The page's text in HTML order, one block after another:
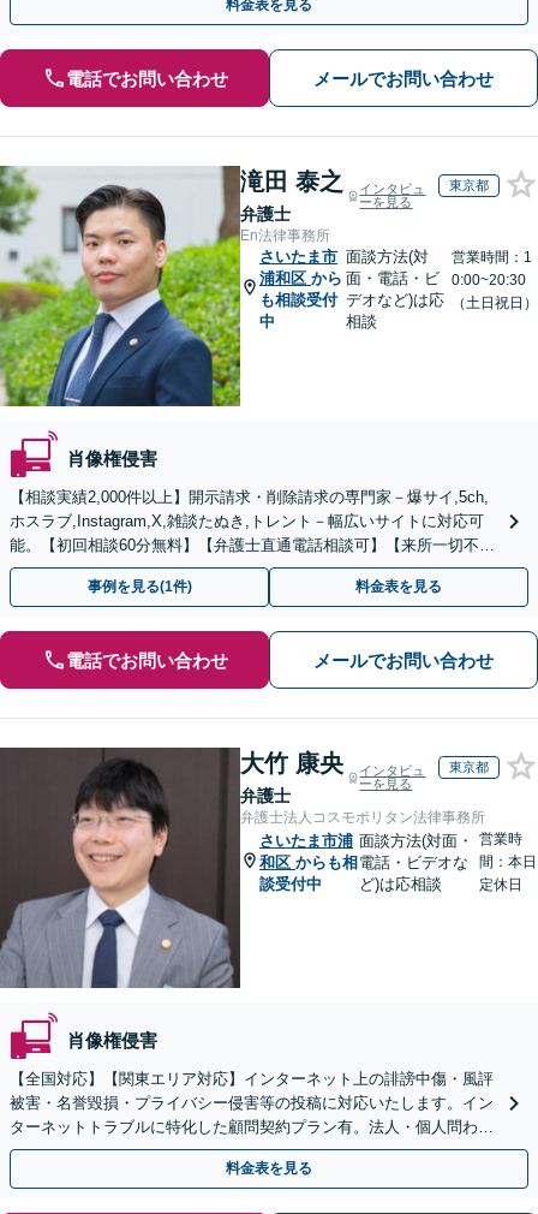
料金表を見る
電話でお問い合わせ メールでお問い合わせ
滝田 泰之
弁護士
インタビュ
ーを見る
東京都
En法律事務所
さいたま市
浦和区 から
も相談受付
中
面談方法(対
面・電話・ビ
デオなど)は応
相談
営業時間：1
0:00~20:30
（土日祝日）
肖像権侵害
【相談実績2,000件以上】開示請求・削除請求の専門家－爆サイ,5ch,
ホスラブ,Instagram,X,雑談たぬき,トレント－幅広いサイトに対応可
能。【初回相談60分無料】【弁護士直通電話相談可】【来所一切不
要】【夜間・休日面談可】
事例を見る(1件) 料金表を見る
電話でお問い合わせ メールでお問い合わせ
大竹 康央
弁護士
インタビュ
ーを見る
東京都
弁護士法人コスモポリタン法律事務所
さいたま市浦
和区 からも相
談受付中
面談方法(対面・
電話・ビデオな
ど)は応相談
営業時
間：本日
定休日
肖像権侵害
【全国対応】【関東エリア対応】インターネット上の誹謗中傷・風評
被害・名誉毀損・プライバシー侵害等の投稿に対応いたします。イン
ターネットトラブルに特化した顧問契約プラン有。法人・個人問わず
お気軽にご相談下さい。【オンライン相談可】
料金表を見る